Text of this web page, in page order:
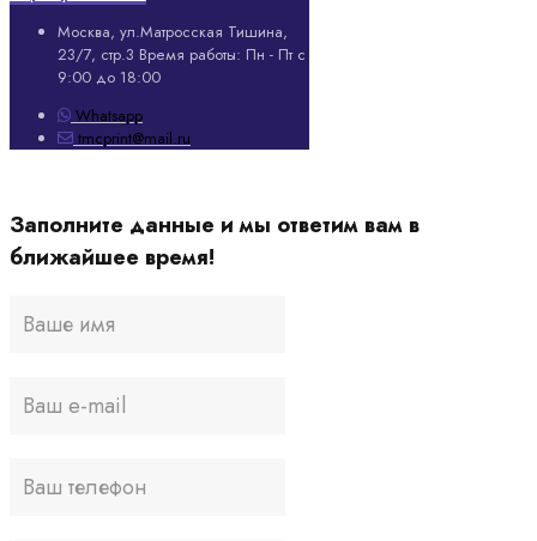
Москва, ул.Матросская Тишина,
23/7, стр.3 Время работы: Пн - Пт с
9:00 до 18:00
Whatsapp
tmcprint@mail.ru
Заполните данные и мы ответим вам в
ближайшее время!